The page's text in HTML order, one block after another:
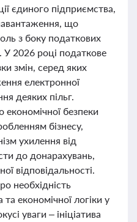
єдиного підприємства,
що
з боку податкових
У 2026 році податкове
змін, серед яких
електронної
деяких пільг.
безпеки
бізнесу,
ухилення від
до донарахувань,
відповідальності.
необхідність
економічної логіки у
уваги – ініціатива